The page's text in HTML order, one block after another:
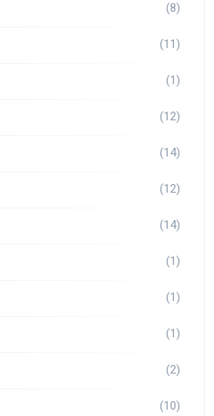
(8)
(11)
(1)
(12)
(14)
(12)
(14)
(1)
(1)
(1)
(2)
(10)